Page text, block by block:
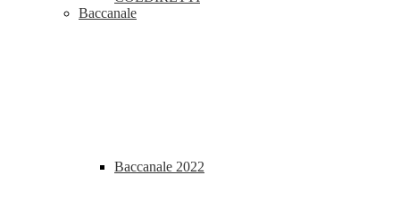
Baccanale
Baccanale 2022